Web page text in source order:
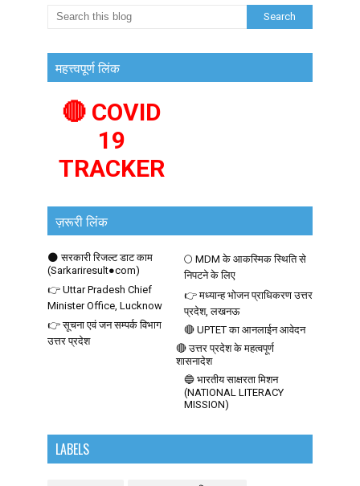
महत्त्वपूर्ण लिंक
🔴 COVID
19
TRACKER
ज़रूरी लिंक
🌑 सरकारी रिजल्ट डाट काम
(Sarkariresult●com)
🌕 MDM के आकस्मिक स्थिति से
निपटने के लिए
👉 Uttar Pradesh Chief
Minister Office, Lucknow
👉 मध्यान्ह भोजन प्राधिकरण उत्तर
प्रदेश, लखनऊ
👉 सूचना एवं जन सम्पर्क विभाग
उत्तर प्रदेश
🔴 UPTET का आनलाईन आवेदन
🔴 उत्तर प्रदेश के महत्वपूर्ण
शासनादेश
🔵 भारतीय साक्षरता मिशन
(NATIONAL LITERACY
MISSION)
LABELS